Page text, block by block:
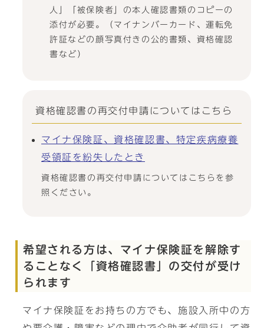
人」「被保険者」の本人確認書類のコピーの
添付が必要。（マイナンバーカード、運転免
許証などの顔写真付きの公的書類、資格確認
書など）
資格確認書の再交付申請についてはこちら
マイナ保険証、資格確認書、特定疾病療養
受領証を紛失したとき
資格確認書の再交付申請についてはこちらを参
照ください。
希望される方は、マイナ保険証を解除す
ることなく「資格確認書」の交付が受け
られます
マイナ保険証をお持ちの方でも、施設入所中の方